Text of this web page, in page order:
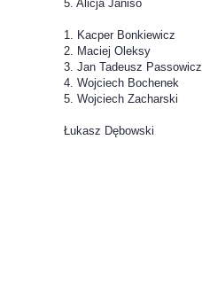
5. Alicja Janiso
1. Kacper Bonkiewicz
2. Maciej Oleksy
3. Jan Tadeusz Passowicz
4. Wojciech Bochenek
5. Wojciech Zacharski
Łukasz Dębowski